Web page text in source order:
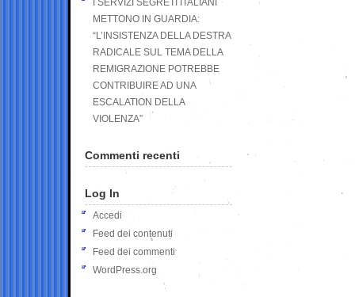
I SERVIZI SEGRETI ITALIANI
METTONO IN GUARDIA:
“L’INSISTENZA DELLA DESTRA
RADICALE SUL TEMA DELLA
REMIGRAZIONE POTREBBE
CONTRIBUIRE AD UNA
ESCALATION DELLA
VIOLENZA”
Commenti recenti
Log In
Accedi
Feed dei contenuti
Feed dei commenti
WordPress.org